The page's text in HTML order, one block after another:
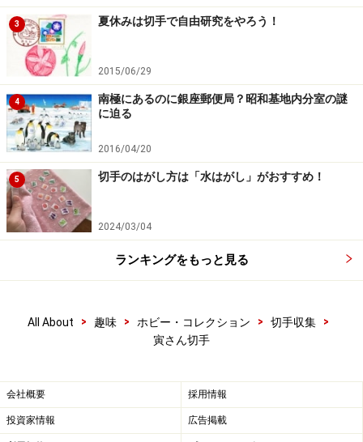
3 夏休みは切手で自由研究をやろう！
2015/06/29
4
南極にあるのに銀座郵便局？昭和基地内分室の謎
に迫る
2016/04/20
5 切手のはがし方は「水はがし」がおすすめ！
2024/03/04
ランキングをもっと見る
All About > 趣味 > ホビー・コレクション > 切手収集
>
寅さん切手
会社概要 採用情報
投資家情報 広告掲載